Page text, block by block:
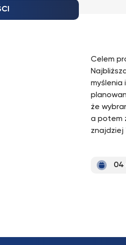
Celem
myślenia
że
a potem
znajdziej
04